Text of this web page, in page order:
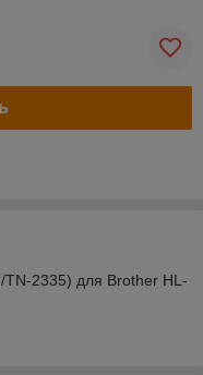
TN-2335) для Brother HL-